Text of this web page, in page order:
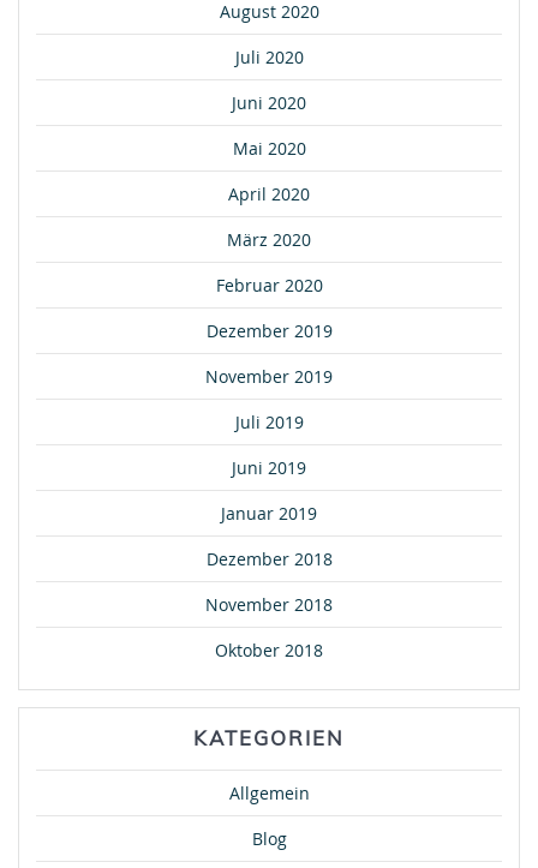
August 2020
Juli 2020
Juni 2020
Mai 2020
April 2020
März 2020
Februar 2020
Dezember 2019
November 2019
Juli 2019
Juni 2019
Januar 2019
Dezember 2018
November 2018
Oktober 2018
KATEGORIEN
Allgemein
Blog